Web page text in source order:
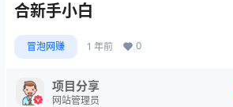
合新手小白
冒泡网赚 1 年前 0
项目分享
网站管理员